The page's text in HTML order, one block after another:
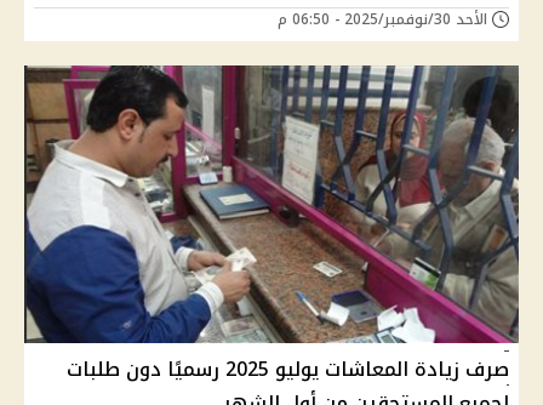
الأحد 30/نوفمبر/2025 - 06:50 م
صرف زيادة المعاشات يوليو 2025 رسميًا دون طلبات